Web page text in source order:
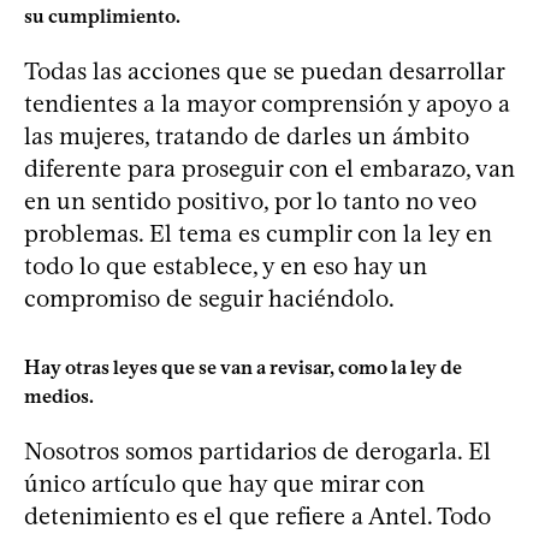
su cumplimiento.
Todas las acciones que se puedan desarrollar
tendientes a la mayor comprensión y apoyo a
las mujeres, tratando de darles un ámbito
diferente para proseguir con el embarazo, van
en un sentido positivo, por lo tanto no veo
problemas. El tema es cumplir con la ley en
todo lo que establece, y en eso hay un
compromiso de seguir haciéndolo.
Hay otras leyes que se van a revisar, como la ley de
medios.
Nosotros somos partidarios de derogarla. El
único artículo que hay que mirar con
detenimiento es el que refiere a Antel. Todo